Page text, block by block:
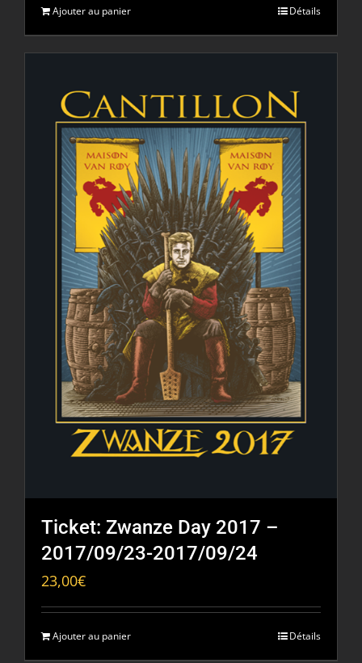
Ajouter au panier Détails
Ticket: Zwanze Day 2017 –
2017/09/23-2017/09/24
23,00€
Ajouter au panier Détails